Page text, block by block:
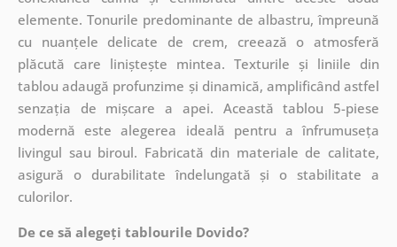
elemente. Tonurile predominante de albastru, împreună
cu nuanțele delicate de crem, creează o atmosferă
plăcută care liniștește mintea. Texturile și liniile din
tablou adaugă profunzime și dinamică, amplificând astfel
senzația de mișcare a apei. Această tablou 5-piese
modernă este alegerea ideală pentru a înfrumuseța
livingul sau biroul. Fabricată din materiale de calitate,
asigură o durabilitate îndelungată și o stabilitate a
culorilor.
De ce să alegeți tablourile Dovido?